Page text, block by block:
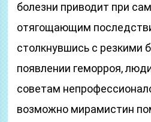
болезни приводит при
отягощающим
столкнувшись с резкими
появлении геморроя,
советам
возможно мирамистин